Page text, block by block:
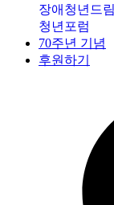
장애청년드
청년포럼
70주년 기념
후원하기